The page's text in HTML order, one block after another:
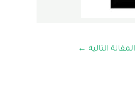
المقالة التالية ←